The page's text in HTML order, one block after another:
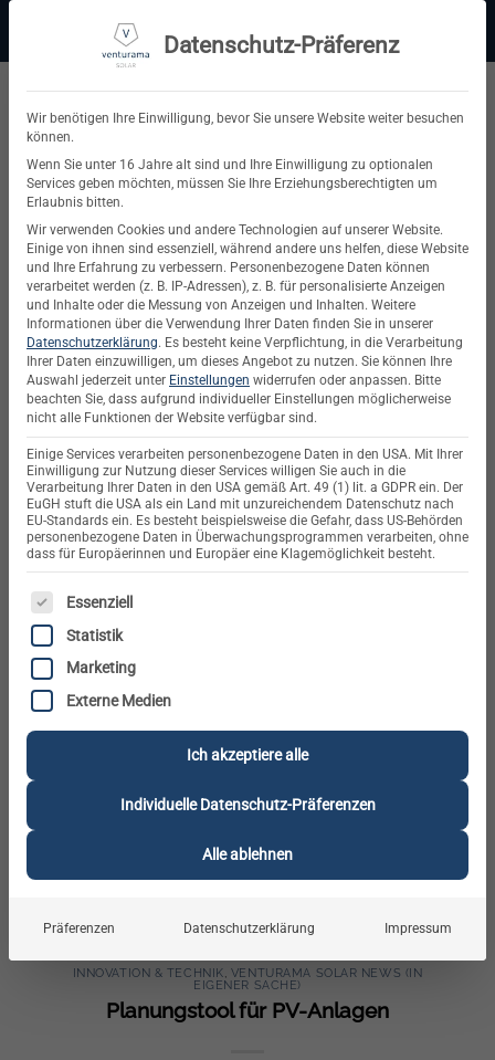
springen
+49 (0) 64 64 37 19 5 - 0
Suchen
nach:
AUTOR-ARCHIVE:BASTIAN STRECKHARDT
INNOVATION & TECHNIK
Leistungsoptimierer für PV-Anlagen –
mehr Leistung, weniger Risiko
VERÖFFENTLICHT AM25. SEPTEMBER 2025
STRECKHARDT
Ist ein PV-Optimierer sinnvoll? Diese Frage stellen sich viele
Hausbesitzer und auch Installateure, wenn sie ihre
Solaranlage planen oder erweitern wollen. Die Antwort: In
vielen Fällen ja – vor allem, wenn Dächer nicht unter
Idealbedingungen arbeiten. Leistungsoptimierer
überwachen und steuern Module auf Ebene des einzelnen
Panels, verhindern Ertragsverluste und senken Wartungs-
sowie Reparaturkosten. Was ist […]
Weiterlesen→
INNOVATION & TECHNIK VENTURAMA SOLAR NEWS (IN
EIGENER SACHE)
Planungstool für PV-Anlagen
Datenschutz-Präferenz
Wir benötigen Ihre Einwilligung, bevor Sie unsere Website weiter besuchen
können.
Wenn Sie unter 16 Jahre alt sind und Ihre Einwilligung zu optionalen
Services geben möchten, müssen Sie Ihre Erziehungsberechtigten um
Erlaubnis bitten.
Wir verwenden Cookies und andere Technologien auf unserer Website.
Einige von ihnen sind essenziell, während andere uns helfen, diese Website
und Ihre Erfahrung zu verbessern. Personenbezogene Daten können
verarbeitet werden (z. B. IP-Adressen), z. B. für personalisierte Anzeigen
und Inhalte oder die Messung von Anzeigen und Inhalten. Weitere
Informationen über die Verwendung Ihrer Daten finden Sie in unserer
Datenschutzerklärung. Es besteht keine Verpflichtung, in die Verarbeitung
Ihrer Daten einzuwilligen, um dieses Angebot zu nutzen. Sie können Ihre
Auswahl jederzeit unter Einstellungen widerrufen oder anpassen. Bitte
beachten Sie, dass aufgrund individueller Einstellungen möglicherweise
nicht alle Funktionen der Website verfügbar sind.
Einige Services verarbeiten personenbezogene Daten in den USA. Mit Ihrer
Einwilligung zur Nutzung dieser Services willigen Sie auch in die
Verarbeitung Ihrer Daten in den USA gemäß Art. 49 (1) lit. a GDPR ein. Der
EuGH stuft die USA als ein Land mit unzureichendem Datenschutz nach
EU-Standards ein. Es besteht beispielsweise die Gefahr, dass US-Behörden
personenbezogene Daten in Überwachungsprogrammen verarbeiten, ohne
dass für Europäerinnen und Europäer eine Klagemöglichkeit besteht.
ES FOLGT EINE LISTE DER SERVICE-GRUPPEN, FÜR DIE
Essenziell
Statistik
Marketing
Externe Medien
Ich akzeptiere alle
Individuelle Datenschutz-Präferenzen
Alle ablehnen
Präferenzen Datenschutzerklärung Impressum